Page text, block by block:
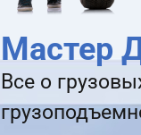
Мастер
Все о